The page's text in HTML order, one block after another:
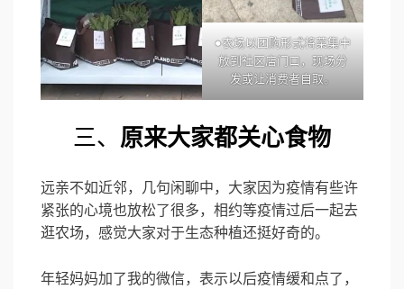
●农场以团购形式将菜集中
放到社区店门口，现场分
发或让消费者自取。
三、 原来大家都关心食物
远亲不如近邻，几句闲聊中，大家因为疫情有些许
紧张的心境也放松了很多，相约等疫情过后一起去
逛农场，感觉大家对于生态种植还挺好奇的。
年轻妈妈加了我的微信，表示以后疫情缓和点了，